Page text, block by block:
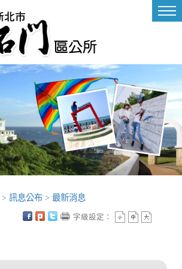
> 訊息公布 > 最新消息
字級設定：